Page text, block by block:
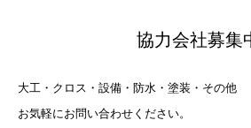
協力会社募集
大工・クロス・設備・防水・塗装・その他
お気軽にお問い合わせください。